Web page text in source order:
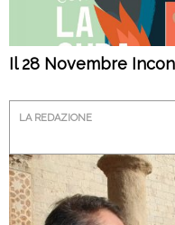
Il 28 Novembre
LA REDAZIONE